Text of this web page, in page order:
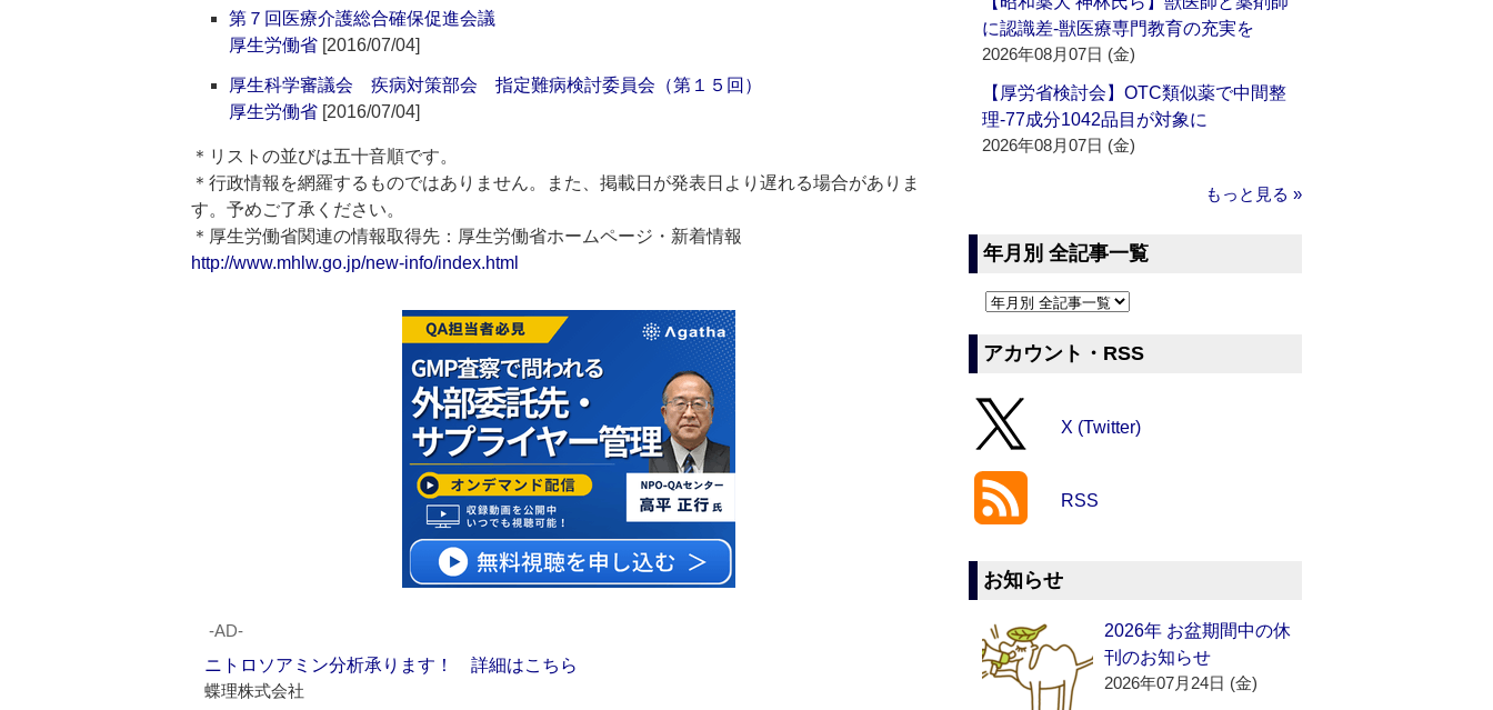
第７回医療介護総合確保促進会議
厚生労働省 [2016/07/04]
厚生科学審議会 疾病対策部会 指定難病検討委員会（第１５回）
厚生労働省 [2016/07/04]
＊リストの並びは五十音順です。
＊行政情報を網羅するものではありません。また、掲載日が発表日より遅れる場合がありま
す。予めご了承ください。
＊厚生労働省関連の情報取得先：厚生労働省ホームページ・新着情報
http://www.mhlw.go.jp/new-info/index.html
‐AD‐
ニトロソアミン分析承ります！ 詳細はこちら
蝶理株式会社
に認識差‐獣医療専門教育の充実を
2026年08月07日 (金)
【厚労省検討会】OTC類似薬で中間整
理‐77成分1042品目が対象に
2026年08月07日 (金)
もっと見る »
年月別 全記事一覧
アカウント・RSS
X (Twitter)
RSS
お知らせ
2026年 お盆期間中の休
刊のお知らせ
2026年07月24日 (金)